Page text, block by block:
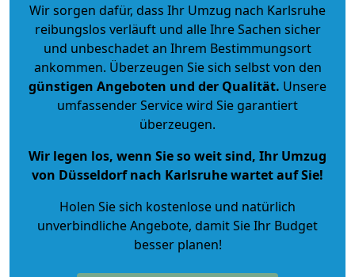
Wir sorgen dafür, dass Ihr Umzug nach Karlsruhe
reibungslos verläuft und alle Ihre Sachen sicher
und unbeschadet an Ihrem Bestimmungsort
ankommen. Überzeugen Sie sich selbst von den
günstigen Angeboten und der Qualität. Unsere
umfassender Service wird Sie garantiert
überzeugen.
Wir legen los, wenn Sie so weit sind, Ihr Umzug
von Düsseldorf nach Karlsruhe wartet auf Sie!
Holen Sie sich kostenlose und natürlich
unverbindliche Angebote, damit Sie Ihr Budget
besser planen!